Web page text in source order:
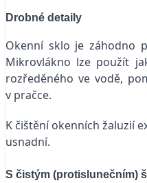
Drobné detaily
Okenní sklo je záhodno
Mikrovlákno lze použít
rozředěného ve vodě,
v pračce.
K čištění okenních žaluzií
usnadní.
S čistým (protislunečním)